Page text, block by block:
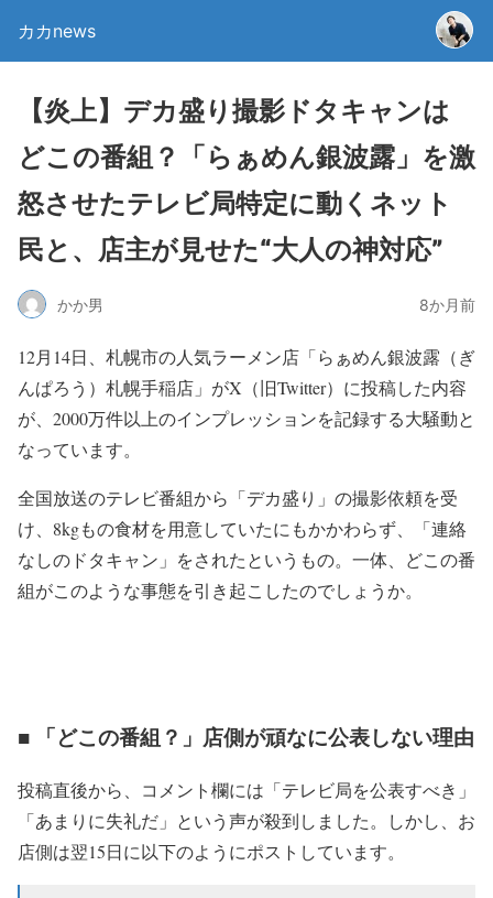
カカnews
【炎上】デカ盛り撮影ドタキャンは
どこの番組？「らぁめん銀波露」を激
怒させたテレビ局特定に動くネット
民と、店主が見せた“大人の神対応”
かか男 8か月前
12月14日、札幌市の人気ラーメン店「らぁめん銀波露（ぎ
んぱろう）札幌手稲店」がX（旧Twitter）に投稿した内容
が、2000万件以上のインプレッションを記録する大騒動と
なっています。
全国放送のテレビ番組から「デカ盛り」の撮影依頼を受
け、8kgもの食材を用意していたにもかかわらず、「連絡
なしのドタキャン」をされたというもの。一体、どこの番
組がこのような事態を引き起こしたのでしょうか。
■ 「どこの番組？」店側が頑なに公表しない理由
投稿直後から、コメント欄には「テレビ局を公表すべき」
「あまりに失礼だ」という声が殺到しました。しかし、お
店側は翌15日に以下のようにポストしています。